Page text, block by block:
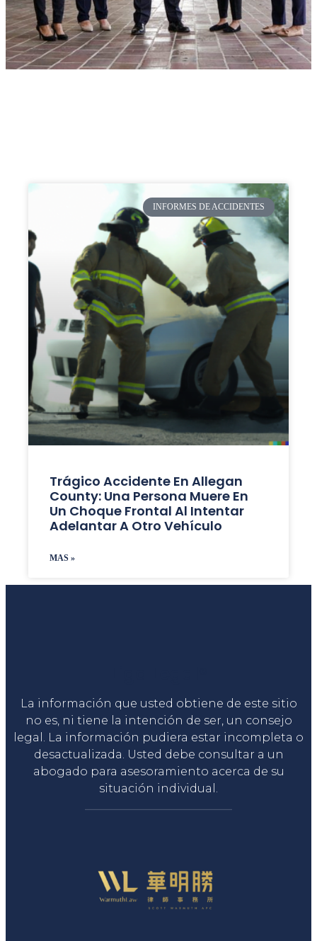
INFORMES DE ACCIDENTES
Trágico Accidente En Allegan
County: Una Persona Muere En
Un Choque Frontal Al Intentar
Adelantar A Otro Vehículo
MAS »
La información que usted obtiene de este sitio
no es, ni tiene la intención de ser, un consejo
legal. La información pudiera estar incompleta o
desactualizada. Usted debe consultar a un
abogado para asesoramiento acerca de su
situación individual.